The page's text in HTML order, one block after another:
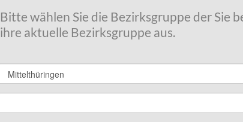
Bitte wählen Sie die Bezirksgruppe der Sie
ihre aktuelle Bezirksgruppe aus.